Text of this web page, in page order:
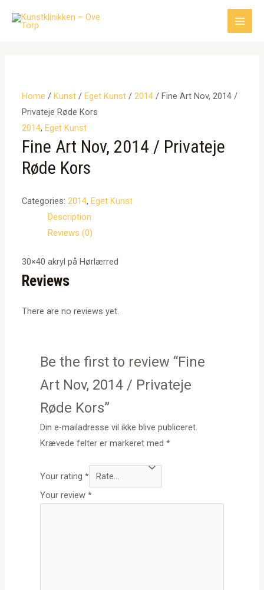
Main
Home /Kunst /Eget Kunst /2014 / Fine Art Nov, 2014 /
Privateje Røde Kors
2014,Eget Kunst
Fine Art Nov, 2014 / Privateje
Røde Kors
Categories:2014,Eget Kunst
Description
Reviews (0)
30×40 akryl på Hørlærred
Reviews
There are no reviews yet.
Be the first to review “Fine
Art Nov, 2014 / Privateje
Røde Kors”
Din e-mailadresse vil ikke blive publiceret.
Krævede felter er markeret med*
Your rating*
Your review*